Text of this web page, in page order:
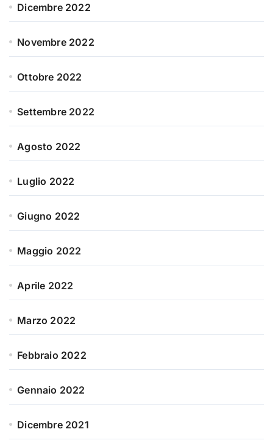
Dicembre 2022
Novembre 2022
Ottobre 2022
Settembre 2022
Agosto 2022
Luglio 2022
Giugno 2022
Maggio 2022
Aprile 2022
Marzo 2022
Febbraio 2022
Gennaio 2022
Dicembre 2021